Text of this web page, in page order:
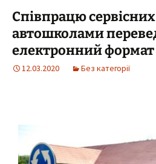
Співпрацю
автошколами
електронний формат
12.03.2020 Без категорії